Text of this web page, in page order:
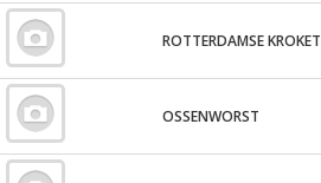
ROTTERDAMSE KROKET
OSSENWORST